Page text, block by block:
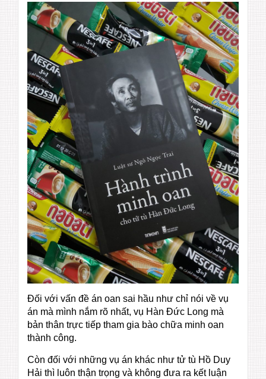
Đối với vấn đề án oan sai hầu như chỉ nói về vụ
án mà mình nắm rõ nhất, vụ Hàn Đức Long mà
bản thân trực tiếp tham gia bào chữa minh oan
thành công.
Còn đối với những vụ án khác như tử tù Hồ Duy
Hải thì luôn thận trọng và không đưa ra kết luận